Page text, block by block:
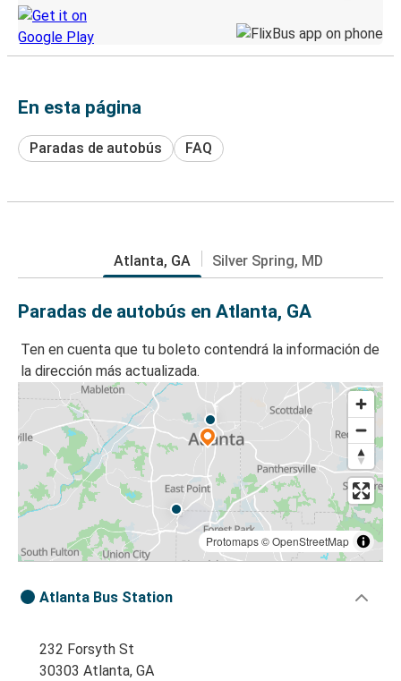
En esta página
Paradas de autobús FAQ
Atlanta, GA Silver Spring, MD
Paradas de autobús en Atlanta, GA
Ten en cuenta que tu boleto contendrá la información de
la dirección más actualizada.
Protomaps©OpenStreetMap
Atlanta Bus Station
232 Forsyth St
30303 Atlanta, GA